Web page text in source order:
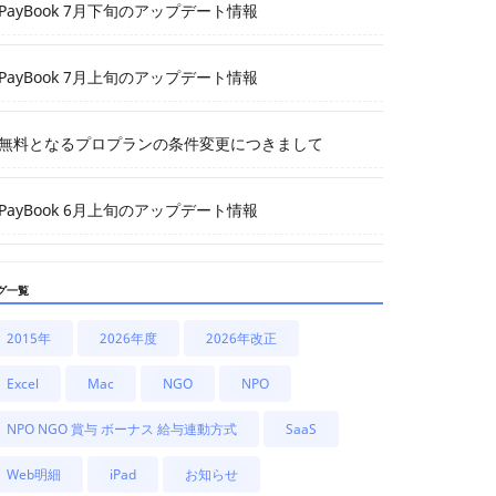
7月下旬のアップデート情報
7月上旬のアップデート情報
料となるプロプランの条件変更につきまして
6月上旬のアップデート情報
一覧
2015年 2026年度 2026年改正
Excel Mac NGO NPO
NPO NGO 賞与 ボーナス 給与連動方式 SaaS
Web明細 iPad お知らせ